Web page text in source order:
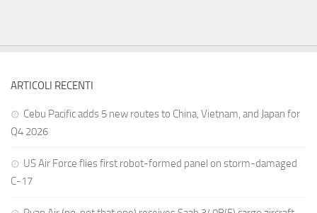
ARTICOLI RECENTI
Cebu Pacific adds 5 new routes to China, Vietnam, and Japan for
Q4 2026
US Air Force flies first robot-formed panel on storm-damaged
C-17